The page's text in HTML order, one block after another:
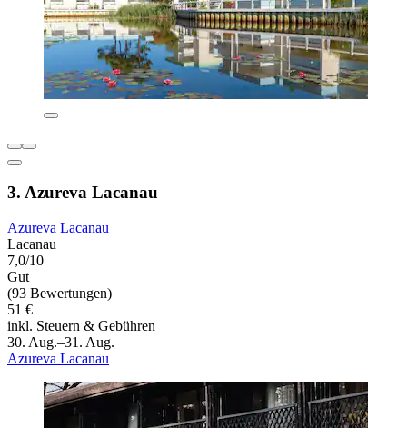
3. Azureva Lacanau
Azureva Lacanau
Lacanau
7,0/10
Gut
(93 Bewertungen)
51 €
inkl. Steuern & Gebühren
30. Aug.–31. Aug.
Azureva Lacanau